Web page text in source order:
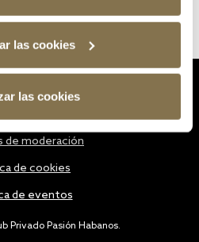
las cookies
las cookies
Privado Pasión Habanos.
de moderación
de cookies
de eventos